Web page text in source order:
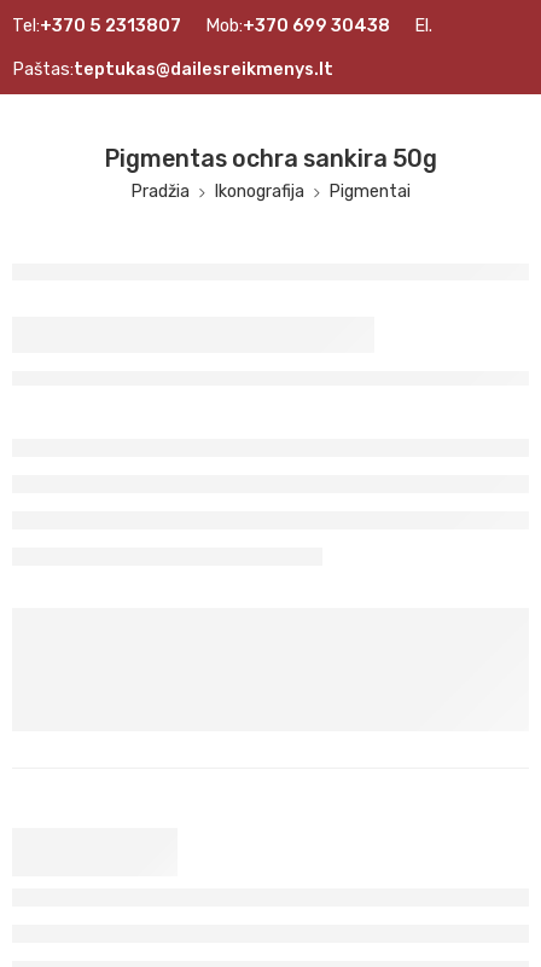
Tel:+370 5 2313807 Mob:+370 699 30438 El.
Paštas:teptukas@dailesreikmenys.lt
Pigmentas ochra sankira 50g
Pradžia Ikonografija Pigmentai